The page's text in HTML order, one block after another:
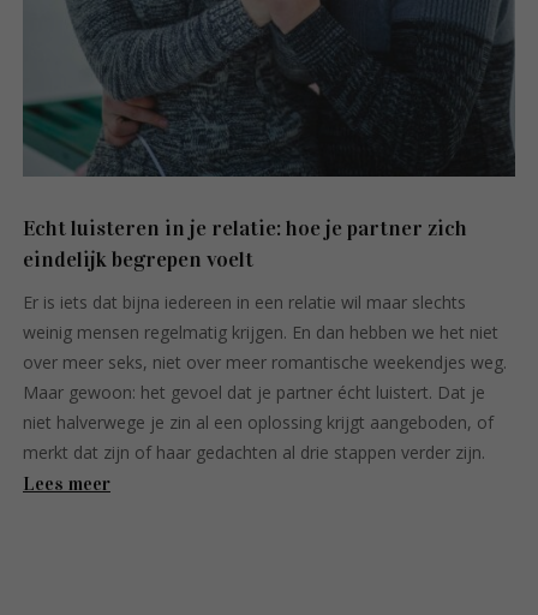
Echt luisteren in je relatie: hoe je partner zich
eindelijk begrepen voelt
Er is iets dat bijna iedereen in een relatie wil maar slechts
weinig mensen regelmatig krijgen. En dan hebben we het niet
over meer seks, niet over meer romantische weekendjes weg.
Maar gewoon: het gevoel dat je partner écht luistert. Dat je
niet halverwege je zin al een oplossing krijgt aangeboden, of
merkt dat zijn of haar gedachten al drie stappen verder zijn.
Lees meer